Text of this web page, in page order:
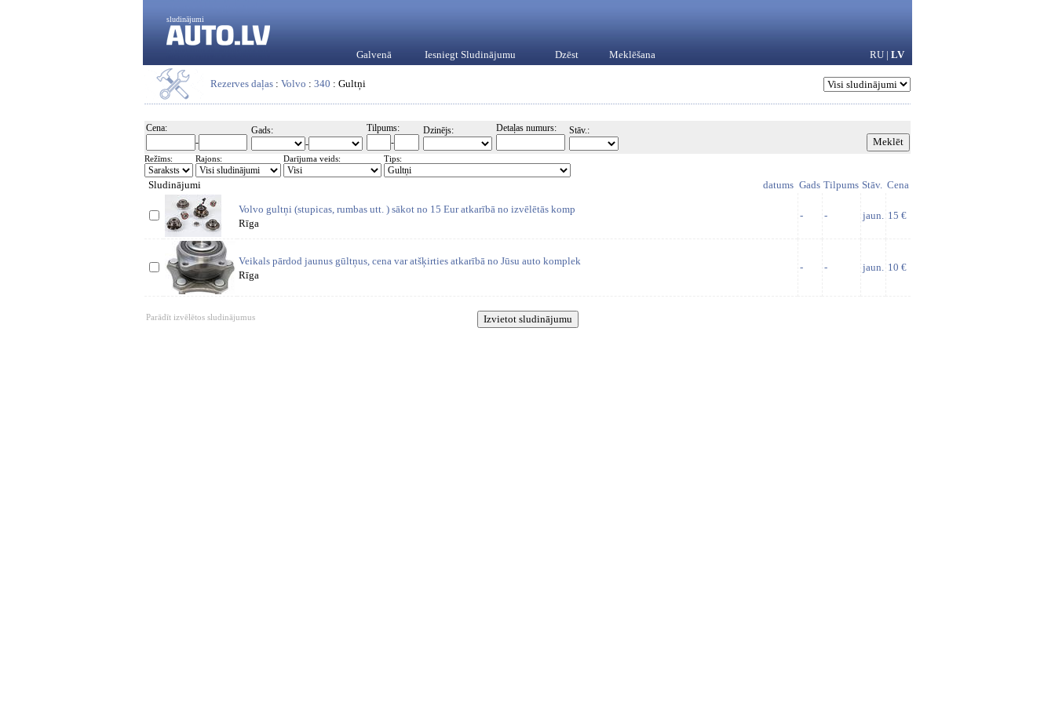
sludinājumi
Galvenā Iesniegt Sludinājumu Dzēst Meklēšana RU | LV
Rezerves daļas : Volvo : 340 : Gultņi
Cena:
-
Gads:
-
Tilpums:
-
Dzinējs: Detaļas numurs: Stāv.:
Režīms: Rajons: Darījuma veids: Tips:
Sludinājumi datums Gads Tilpums Stāv. Cena
Volvo gultņi (stupicas, rumbas utt. ) sākot no 15 Eur atkarībā no izvēlētās komp
Rīga
- - jaun. 15 €
Veikals pārdod jaunus gūltņus, cena var atšķirties atkarībā no Jūsu auto komplek
Rīga
- - jaun. 10 €
Parādīt izvēlētos sludinājumus